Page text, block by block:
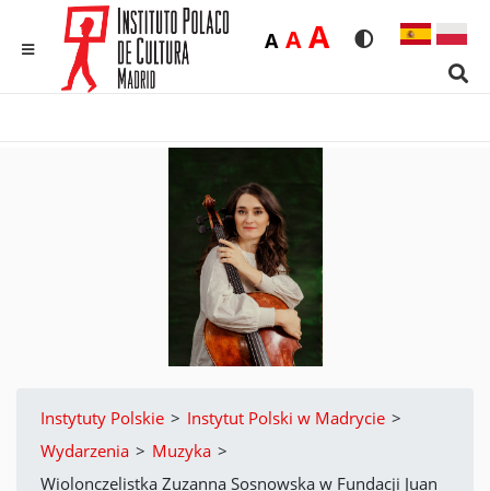
Rozmiar
ADomyślna
AŚrednia
ADużaWersja
Instytuty Polskie > Instytut Polski w Madrycie >
Wydarzenia > Muzyka >
Wiolonczelistka Zuzanna Sosnowska w Fundacji Juan